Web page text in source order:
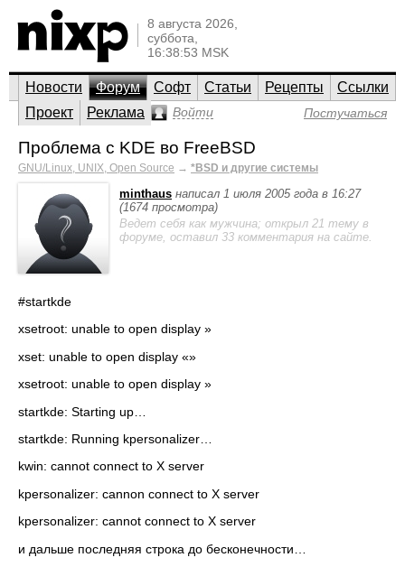
8 августа 2026,
суббота,
16:38:53 MSK
Новости Форум Софт Статьи Рецепты
Ссылки
Проект
Реклама Войти Постучаться
Проблема с KDE во FreeBSD
GNU/Linux, UNIX, Open Source → *BSD и другие системы
minthaus написал 1 июля 2005 года в 16:27
(1674 просмотра)
Ведет себя как мужчина; открыл 21 тему в
форуме, оставил 33 комментария на сайте.
#startkde
xsetroot: unable to open display »
xset: unable to open display «»
xsetroot: unable to open display »
startkde: Starting up…
startkde: Running kpersonalizer…
kwin: cannot connect to X server
kpersonalizer: cannon connect to X server
kpersonalizer: cannot connect to X server
и дальше последняя строка до бесконечности…